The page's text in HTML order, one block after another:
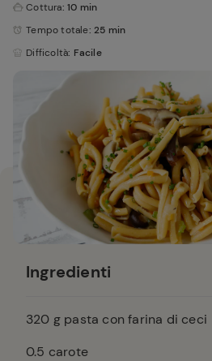
Cottura: 10 min
Tempo totale: 25 min
Difficoltà: Facile
Ingredienti
320 g pasta con farina di ceci
0.5 carote